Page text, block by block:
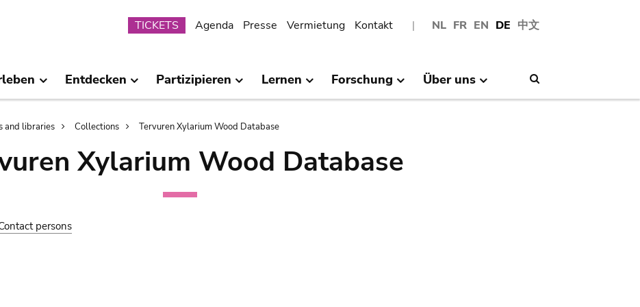
NL FR EN DE 中文
Submenu
TICKETS Agenda Presse Vermietung Kontakt
Entdecken Partizipieren Lernen Forschung Über uns
and libraries Collections Tervuren Xylarium Wood Database
Xylarium Wood Database
persons